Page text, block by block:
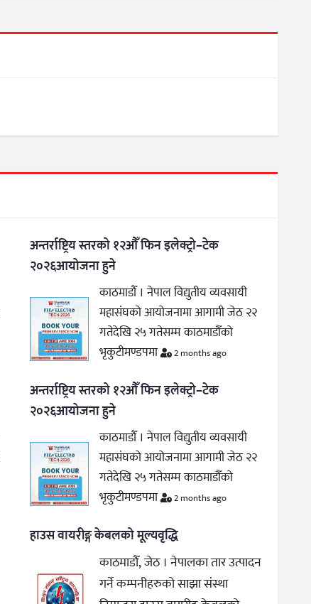
अन्तर्राष्ट्रिय स्तरको १२औँ फिन इलेक्ट्रो–टेक
२०२६आयोजना हुने
काठमाडौँ । नेपाल विद्युतीय व्यवसायी
महासंघको आयोजनामा आगामी जेठ २२
गतेदेखि २५ गतेसम्म काठमाडौँको
भृकुटीमण्डपमा
2 months ago
अन्तर्राष्ट्रिय स्तरको १२औँ फिन इलेक्ट्रो–टेक
२०२६आयोजना हुने
काठमाडौँ । नेपाल विद्युतीय व्यवसायी
महासंघको आयोजनामा आगामी जेठ २२
गतेदेखि २५ गतेसम्म काठमाडौँको
भृकुटीमण्डपमा
2 months ago
हाउस वायरीङ्ग केबलको मूल्यवृद्धि
काठमाडौँ, जेठ । नेपालका तार उत्पादन
गर्ने कम्पनीहरुको साझा संस्था